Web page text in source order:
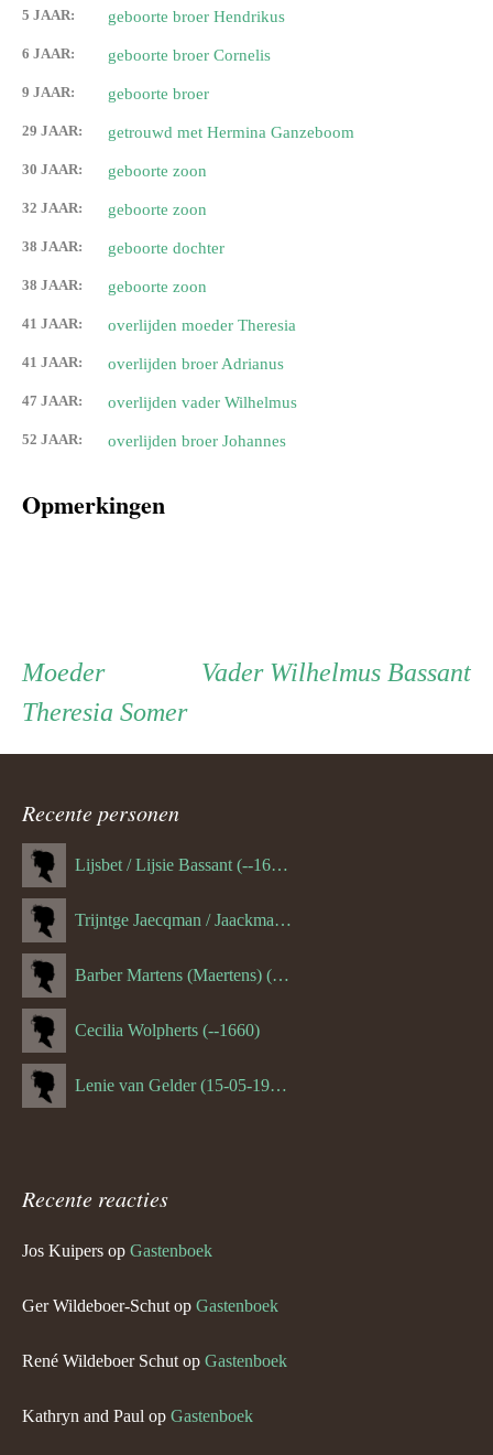
5 JAAR: geboorte broer Hendrikus
6 JAAR: geboorte broer Cornelis
9 JAAR: geboorte broer
29 JAAR: getrouwd met Hermina Ganzeboom
30 JAAR: geboorte zoon
32 JAAR: geboorte zoon
38 JAAR: geboorte dochter
38 JAAR: geboorte zoon
41 JAAR: overlijden moeder Theresia
41 JAAR: overlijden broer Adrianus
47 JAAR: overlijden vader Wilhelmus
52 JAAR: overlijden broer Johannes
Opmerkingen
Persoon
ouder
navigatie
Vader Vader
Wilhelmus Bassant
MoederMoeder
Theresia Somer
Recente personen
Lijsbet / Lijsie Bassant (--1687)
Trijntge Jaecqman / Jaackman (--1651)
Barber Martens (Maertens) (--1658)
Cecilia Wolpherts (--1660)
Lenie van Gelder (15-05-1970)
Recente reacties
Jos Kuipers op Gastenboek
Ger Wildeboer-Schut op Gastenboek
René Wildeboer Schut op Gastenboek
Kathryn and Paul op Gastenboek